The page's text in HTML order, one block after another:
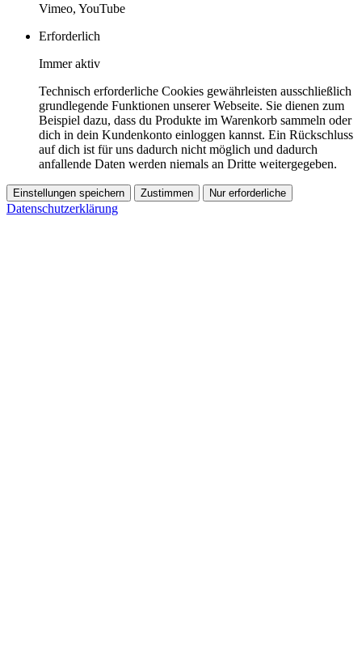
Vimeo, YouTube
Erforderlich
Immer aktiv
Technisch erforderliche Cookies gewährleisten ausschließlich
grundlegende Funktionen unserer Webseite. Sie dienen zum
Beispiel dazu, dass du Produkte im Warenkorb sammeln oder
dich in dein Kundenkonto einloggen kannst. Ein Rückschluss
auf dich ist für uns dadurch nicht möglich und dadurch
anfallende Daten werden niemals an Dritte weitergegeben.
Einstellungen speichern Zustimmen Nur erforderliche
Datenschutzerklärung